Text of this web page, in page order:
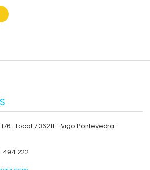
-Local 7 36211 - Vigo Pontevedra -
494 222